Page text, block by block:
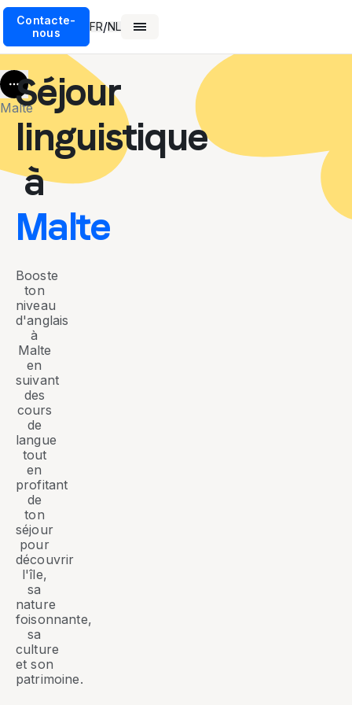
Contacte-
nous
FR/NL
More
MalteSéjour
linguistique
à
Malte
Booste
ton
niveau
d'anglais
à
Malte
en
suivant
des
cours
de
langue
tout
en
profitant
de
ton
séjour
pour
découvrir
l'île,
sa
nature
foisonnante,
sa
culture
et son
patrimoine.